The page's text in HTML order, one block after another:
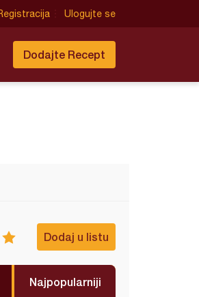
Ulogujte se
Dodajte Recept
Dodaj u listu
Najpopularniji